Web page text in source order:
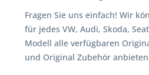
Fragen Sie uns einfach! Wir
für jedes VW, Audi, Skoda,
Modell alle verfügbaren
und Original Zubehör